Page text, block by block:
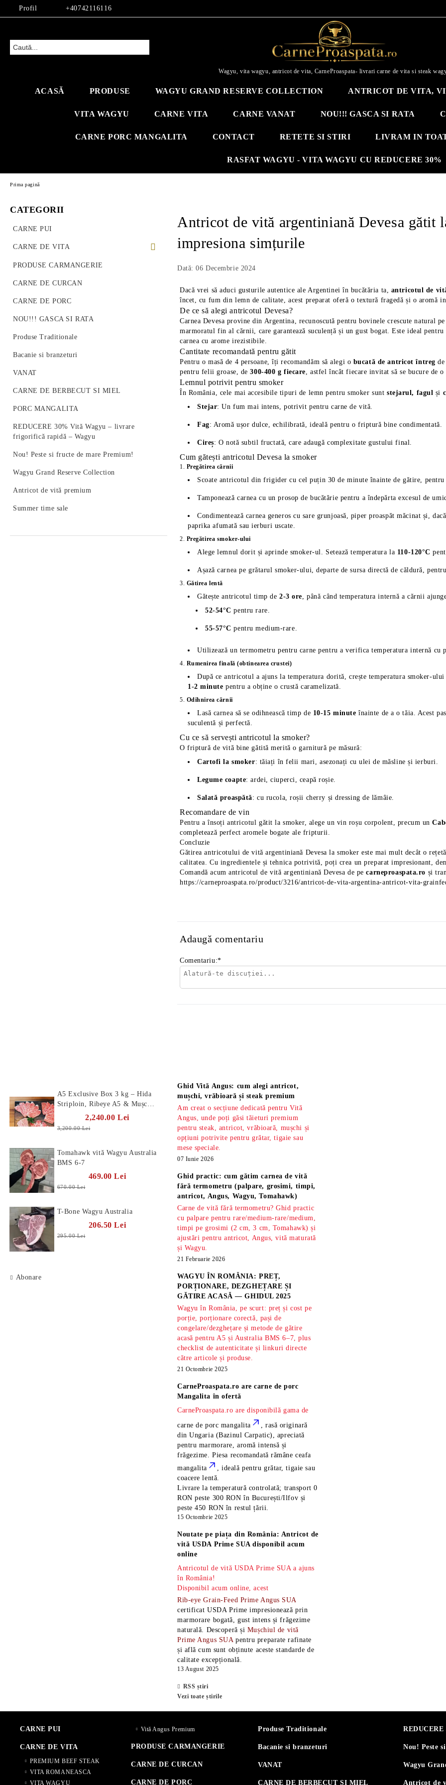
Profil +40742116116
Wagyu, vita wagyu, antricot de vita, CarneProaspata- livrari carne de vita si steak
ACASĂ PRODUSE WAGYU GRAND RESERVE COLLECTION ANTRICOT DE VITA,
VITA WAGYU CARNE VITA CARNE VANAT NOU!!! GASCA SI RATA
CARNE PORC MANGALITA CONTACT RETETE SI STIRI LIVRAM IN
RASFAT WAGYU - VITA WAGYU CU REDUCERE 30%
CATEGORII
CARNE PUI
CARNE DE VITA
PREMIUM BEEF STEAK
VITA ROMANEASCA
VITA WAGYU
Vită Angus Premium
PRODUSE CARMANGERIE
CARNE DE CURCAN
CARNE DE PORC
NOU!!! GASCA SI RATA
Produse Traditionale
Bacanie si branzeturi
VANAT
CARNE DE BERBECUT SI MIEL
PORC MANGALITA
REDUCERE 30% Vită Wagyu – livrare
frigorifică rapidă – Wagyu
Nou! Peste si fructe de mare Premium!
Wagyu Grand Reserve Collection
Antricot de vită premium
Summer time sale
Prima pagină
Antricot de vită argentiniană Devesa gătit
impresiona simțurile
Dată: 06 Decembrie 2024
Dacă vrei să aduci gusturile autentice ale Argentinei în bucătăria ta, antricotul de
încet, cu fum din lemn de calitate, acest preparat oferă o textură fragedă și o aromă
De ce să alegi antricotul Devesa?
Carnea Devesa provine din Argentina, recunoscută pentru bovinele crescute natural
marmoratul fin al cărnii, care garantează suculență și un gust bogat. Este ideal
carnea cu arome irezistibile.
Cantitate recomandată pentru gătit
Pentru o masă de 4 persoane, îți recomandăm să alegi o bucată de antricot întreg
pentru felii groase, de300-400 g fiecare, astfel încât fiecare invitat să se bucure de o
Lemnul potrivit pentru smoker
În România, cele mai accesibile tipuri de lemn pentru smoker sunt stejarul, fagul și
Stejar: Un fum mai intens, potrivit pentru carne de vită.
Fag: Aromă ușor dulce, echilibrată, ideală pentru o friptură bine condimentată.
Cireș: O notă subtil fructată, care adaugă complexitate gustului final.
Cum gătești antricotul Devesa la smoker
1. Pregătirea cărnii
Scoate antricotul din frigider cu cel puțin 30 de minute înainte de gătire, pentru
Tamponează carnea cu un prosop de bucătărie pentru a îndepărta excesul de
Condimentează carnea generos cu sare grunjoasă, piper proaspăt măcinat și,
paprika afumată sau ierburi uscate.
2. Pregătirea smoker-ului
Alege lemnul dorit și aprinde smoker-ul. Setează temperatura la 110-120°C
Așază carnea pe grătarul smoker-ului, departe de sursa directă de căldură,
3. Gătirea lentă
Gătește antricotul timp de2-3 ore, până când temperatura internă a cărnii
52-54°C pentru rare.
55-57°C pentru medium-rare.
Utilizează un termometru pentru carne pentru a verifica temperatura internă cu
4. Rumenirea finală (obtinearea crustei)
După ce antricotul a ajuns la temperatura dorită, crește temperatura smoker-
1-2 minute pentru a obține o crustă caramelizată.
5. Odihnirea cărnii
Lasă carnea să se odihnească timp de 10-15 minute înainte de a o tăia. Acest
suculentă și perfectă.
Cu ce să servești antricotul la smoker?
O friptură de vită bine gătită merită o garnitură pe măsură:
Cartofi la smoker: tăiați în felii mari, asezonați cu ulei de măsline și ierburi.
Legume coapte: ardei, ciuperci, ceapă roșie.
Salată proaspătă: cu rucola, roșii cherry și dressing de lămâie.
Recomandare de vin
Pentru a însoți antricotul gătit la smoker, alege un vin roșu corpolent, precum un
completează perfect aromele bogate ale fripturii.
Concluzie
Gătirea antricotului de vită argentiniană Devesa la smoker este mai mult decât o
calitatea. Cu ingredientele și tehnica potrivită, poți crea un preparat impresionant,
Comandă acum antricotul de vită argentiniană Devesa de pecarneproaspata.ro și
https://carneproaspata.ro/product/3216/antricot-de-vita-argentina-antricot-vita-
Adaugă comentariu
Comentariu:*
A5 Exclusive Box 3 kg – Hida
Striploin, Ribeye A5 & Mușchi
2,240.00 Lei
3,200.00 Lei
Tomahawk vită Wagyu Australia
BMS 6-7
469.00 Lei
670.00 Lei
T-Bone Wagyu Australia
206.50 Lei
295.00 Lei
Abonare
Ghid Vită Angus: cum alegi antricot,
mușchi, vrăbioară și steak premium
Am creat o secțiune dedicată pentru Vită
Angus, unde poți găsi tăieturi premium
pentru steak, antricot, vrăbioară, mușchi și
opțiuni potrivite pentru grătar, tigaie sau
mese speciale.
07 Iunie 2026
Ghid practic: cum gătim carnea de vită
fără termometru (palpare, grosimi, timpi,
antricot, Angus, Wagyu, Tomahawk)
Carne de vită fără termometru? Ghid practic
cu palpare pentru rare/medium-rare/medium,
timpi pe grosimi (2 cm, 3 cm, Tomahawk) și
ajustări pentru antricot, Angus, vită maturată
și Wagyu.
21 Februarie 2026
WAGYU ÎN ROMÂNIA: PREȚ,
PORȚIONARE, DEZGHEȚARE ȘI
GĂTIRE ACASĂ — GHIDUL 2025
Wagyu în România, pe scurt: preț și cost pe
porție, porționare corectă, pași de
congelare/dezghețare și metode de gătire
acasă pentru A5 și Australia BMS 6–7, plus
checklist de autenticitate și linkuri directe
către articole și produse.
21 Octombrie 2025
CarneProaspata.ro arecarne de porc
Mangalita în ofertă
CarneProaspata.ro are disponibilă gama de
carne de porc mangalita
, rasă originară
din Ungaria (Bazinul Carpatic), apreciată
pentru marmorare, aromă intensă și
frăgezime. Piesa recomandată rămâneceafa
mangalita
, ideală pentru grătar, tigaie sau
coacere lentă.
Livrare la temperatură controlată; transport 0
RON peste 300 RON în București/Ilfov și
peste 450 RON în restul țării.
15 Octombrie 2025
Noutate pe piața din România: Antricot de
vită USDA Prime SUA disponibil acum
online
Antricotul de vită USDA Prime SUA a ajuns
în România!
Disponibil acum online, acest
Rib-eye Grain-Feed Prime Angus SUA
certificat USDA Prime impresionează prin
marmorare bogată, gust intens și frăgezime
naturală. Descoperă și Mușchiul de vită
Prime Angus SUA pentru preparate rafinate
și află cum sunt obținute aceste standarde de
calitate excepțională.
13 August 2025
RSS știri
Vezi toate știrile
CARNE PUI
CARNE DE VITA
PREMIUM BEEF STEAK
VITA ROMANEASCA
VITA WAGYU
Vită Angus Premium
PRODUSE CARMANGERIE
CARNE DE CURCAN
CARNE DE PORC
Produse Traditionale
Bacanie si branzeturi
VANAT
CARNE DE BERBECUT SI MIEL
Nou! Peste
Wagyu
Antricot de